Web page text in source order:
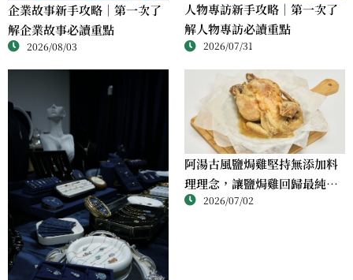
企業故事新手攻略｜第一次了
解企業故事必讀重點
2026/08/03
人物專訪新手攻略｜第一次了
解人物專訪必讀重點
2026/07/31
阿湯古風鹽焗雞堅持無添加料
理理念，讓鹽焗雞回歸最純粹
的風味2026/07/02